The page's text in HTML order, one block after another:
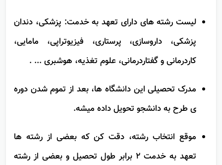
لیست رشته های دارای تعهد به خدمت: پزشکی، دندان
پزشکی، داروسازی، پرستاری، فیزیوتراپی، مامایی،
مدرک تحصیلی این دانشگاه ها، بعد از تموم شدن دوره
موقع انتخاب رشته، دقت کن که بعضی از رشته ها